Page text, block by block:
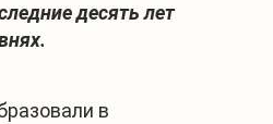
десять лет
в